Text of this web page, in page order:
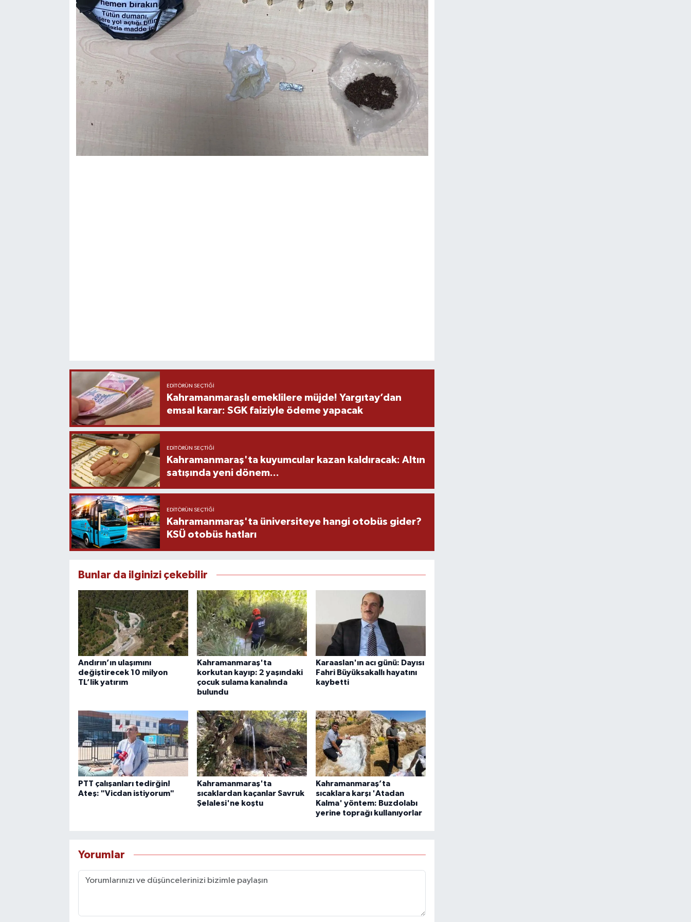
EDITÖRÜN SEÇTIĞI
Kahramanmaraşlı emeklilere müjde! Yargıtay’dan
emsal karar: SGK faiziyle ödeme yapacak
EDITÖRÜN SEÇTIĞI
Kahramanmaraş'ta kuyumcular kazan kaldıracak: Altın
satışında yeni dönem...
EDITÖRÜN SEÇTIĞI
Kahramanmaraş'ta üniversiteye hangi otobüs gider?
KSÜ otobüs hatları
Bunlar da ilginizi çekebilir
Andırın’ın ulaşımını
değiştirecek 10 milyon
TL’lik yatırım
Kahramanmaraş'ta
korkutan kayıp: 2 yaşındaki
çocuk sulama kanalında
bulundu
Karaaslan'ın acı günü: Dayısı
Fahri Büyüksakallı hayatını
kaybetti
PTT çalışanları tedirğin!
Ateş: "Vicdan istiyorum"
Kahramanmaraş'ta
sıcaklardan kaçanlar Savruk
Şelalesi'ne koştu
Kahramanmaraş’ta
sıcaklara karşı 'Atadan
Kalma' yöntem: Buzdolabı
yerine toprağı kullanıyorlar
Yorumlar